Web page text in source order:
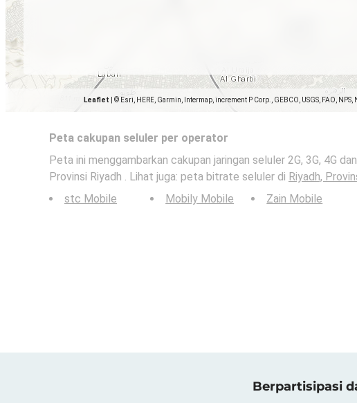
Leaflet © Esri, HERE, Garmin, Intermap, increment P Corp., GEBCO, USGS, FAO,
Peta cakupan seluler per operator
Peta ini menggambarkan cakupan jaringan seluler 2G, 3G, 4G
Provinsi Riyadh . Lihat juga: peta bitrate seluler di Riyadh,
stc Mobile
Mobily Mobile Zain Mobile
Berpartisipasi